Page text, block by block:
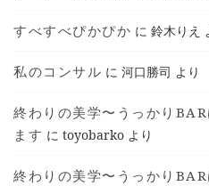
すべすべぴかぴか に鈴木りえ
私のコンサル に河口勝司 より
終わりの美学〜うっかり
ます にtoyobarko より
終わりの美学〜うっかり